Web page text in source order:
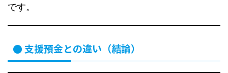
です。
● 支援預金との違い（結論）